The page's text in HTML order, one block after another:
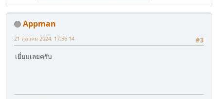
Appman
#3
21 ตุลาคม 2024, 17:56:14
เยี่ยมเลยครับ